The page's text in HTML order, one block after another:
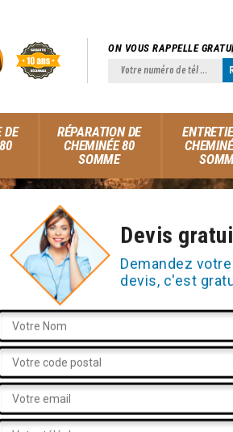
ON VOUS RAPPELLE
DE
RÉPARATION DE
CHEMINÉE 80
SOMME
Devis
Demandez votre
devis, c'est